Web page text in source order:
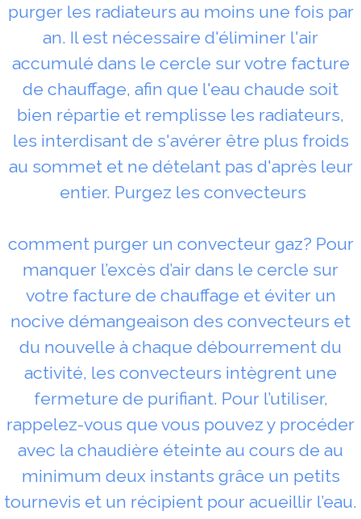
purger les radiateurs au moins une fois par
an. Il est nécessaire d'éliminer l'air
accumulé dans le cercle sur votre facture
de chauffage, afin que l'eau chaude soit
bien répartie et remplisse les radiateurs,
les interdisant de s'avérer être plus froids
au sommet et ne dételant pas d'après leur
entier. Purgez les convecteurs
comment purger un convecteur gaz? Pour
manquer l’excès d’air dans le cercle sur
votre facture de chauffage et éviter un
nocive démangeaison des convecteurs et
du nouvelle à chaque débourrement du
activité, les convecteurs intègrent une
fermeture de purifiant. Pour l’utiliser,
rappelez-vous que vous pouvez y procéder
avec la chaudière éteinte au cours de au
minimum deux instants grâce un petits
tournevis et un récipient pour acueillir l’eau.